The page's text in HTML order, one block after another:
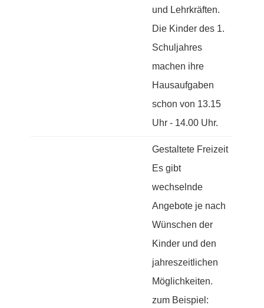
und Lehrkräften.
Die Kinder des 1.
Schuljahres
machen ihre
Hausaufgaben
schon von 13.15
Uhr - 14.00 Uhr.
Gestaltete Freizeit
Es gibt
wechselnde
Angebote je nach
Wünschen der
Kinder und den
jahreszeitlichen
Möglichkeiten.
zum Beispiel: